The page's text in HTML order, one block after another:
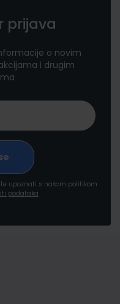
prijava
o novim
i drugim
upoznati s našom politikom
podataka